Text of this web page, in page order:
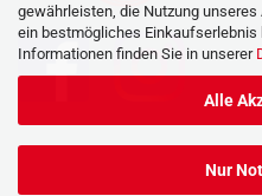
gewährleisten, die Nutzung
ein bestmögliches Einkaufserlebnis
Informationen finden Sie in unserer
Alle
Nur